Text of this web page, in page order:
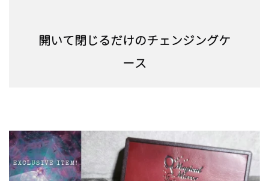
開いて閉じるだけのチェンジングケ
ース